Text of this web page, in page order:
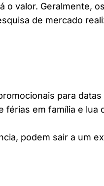
o valor. Geralmente,
de mercado
para
em família e lua
podem sair a um